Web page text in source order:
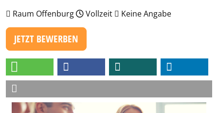
Raum Offenburg
Vollzeit Keine Angabe
JETZT BEWERBEN